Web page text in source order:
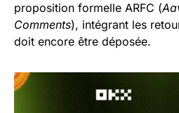
proposition formelle ARFC (
Comments), intégrant les
doit encore être déposée.